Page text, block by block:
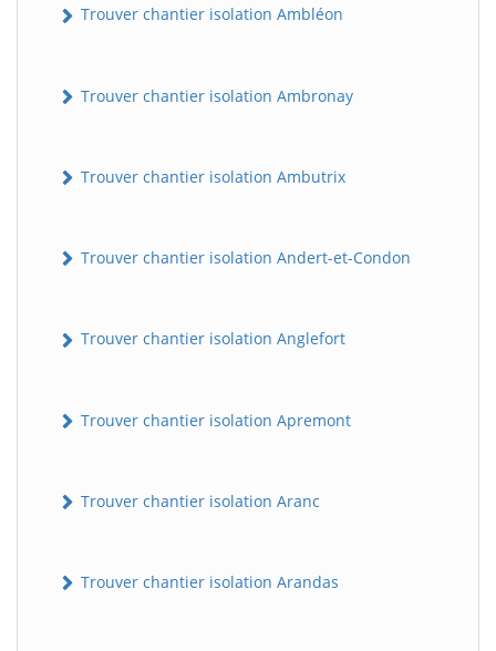
Trouver chantier isolation Ambléon
Trouver chantier isolation Ambronay
Trouver chantier isolation Ambutrix
Trouver chantier isolation Andert-et-Condon
Trouver chantier isolation Anglefort
Trouver chantier isolation Apremont
Trouver chantier isolation Aranc
Trouver chantier isolation Arandas